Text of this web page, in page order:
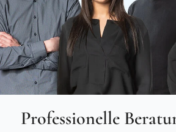
Professionelle